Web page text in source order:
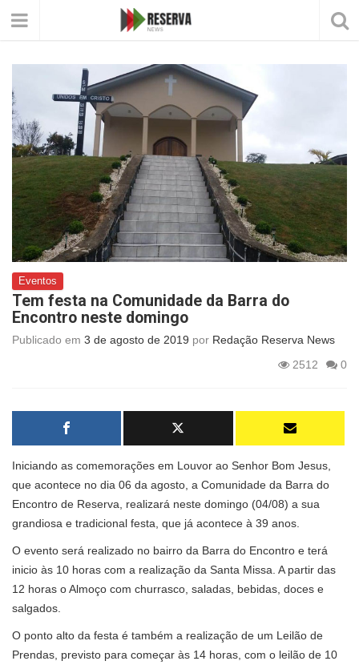
Eventos
Tem festa na Comunidade da Barra do
Encontro neste domingo
Publicado em 3 de agosto de 2019 por Redação Reserva News
2512
0
Iniciando as comemorações em Louvor ao Senhor Bom Jesus,
que acontece no dia 06 da agosto, a Comunidade da Barra do
Encontro de Reserva, realizará neste domingo (04/08) a sua
grandiosa e tradicional festa, que já acontece à 39 anos.
O evento será realizado no bairro da Barra do Encontro e terá
inicio às 10 horas com a realização da Santa Missa. A partir das
12 horas o Almoço com churrasco, saladas, bebidas, doces e
salgados.
O ponto alto da festa é também a realização de um Leilão de
Prendas, previsto para começar às 14 horas, com o leilão de 10